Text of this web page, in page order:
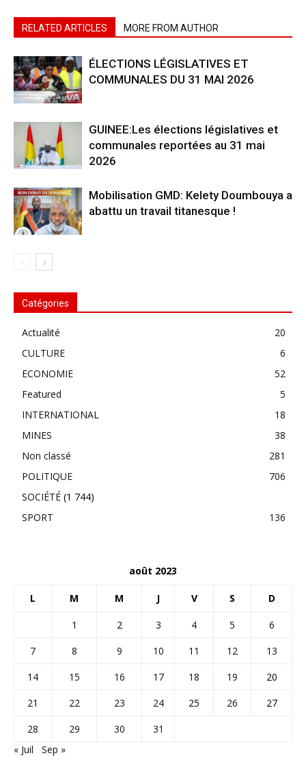
RELATED ARTICLES MORE FROM AUTHOR
ÉLECTIONS LÉGISLATIVES ET
COMMUNALES DU 31 MAI 2026
GUINEE:Les élections législatives et
communales reportées au 31 mai
2026
Mobilisation GMD: Kelety Doumbouya a
abattu un travail titanesque !
Catégories
Actualité
20
CULTURE
6
ECONOMIE
52
Featured
5
INTERNATIONAL
18
MINES
38
Non classé
281
POLITIQUE
706
SOCIÉTÉ (1 744)
SPORT
136
août 2023
L M M J V S D
1 2 3 4 5
6
7
8 9 10 11 12
13
14
15 16 17 18 19
20
21
22 23 24 25 26
27
28
29 30
31
« Juil
Sep »